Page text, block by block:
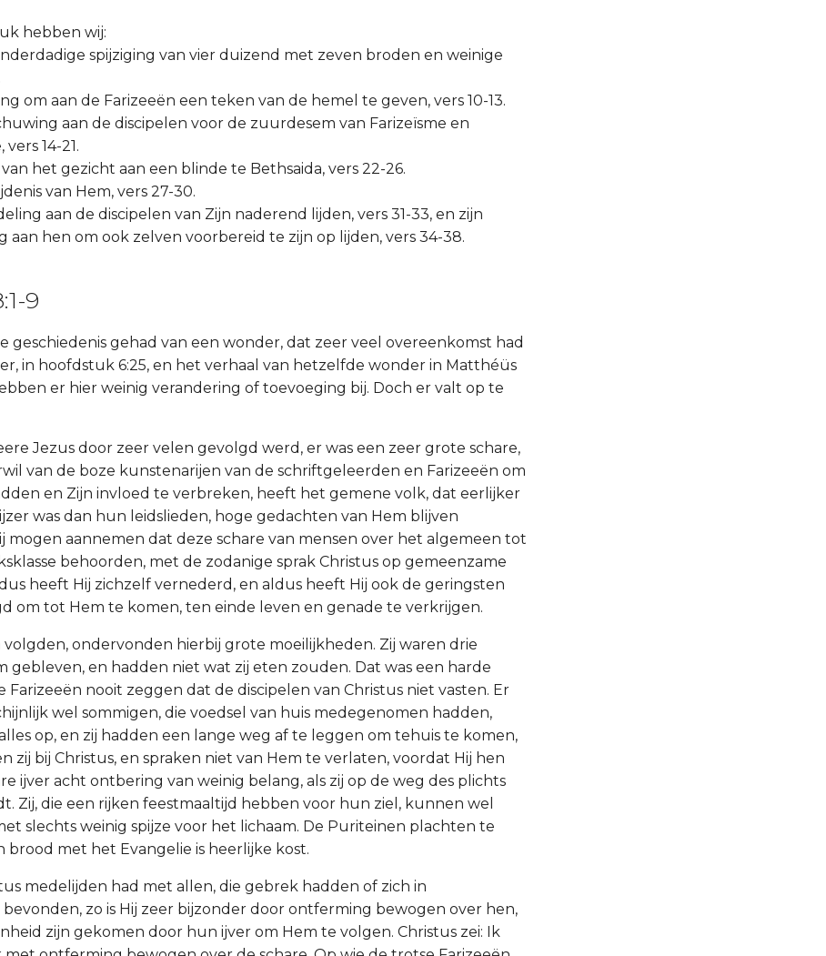
hebben wij:
spijziging van vier duizend met zeven broden en weinige
om aan de Farizeeën een teken van de hemel te geven, vers 10-13.
aan de discipelen voor de zuurdesem van Farizeïsme en
14-21.
het gezicht aan een blinde te Bethsaida, vers 22-26.
van Hem, vers 27-30.
aan de discipelen van Zijn naderend lijden, vers 31-33, en zijn
aan hen om ook zelven voorbereid te zijn op lijden, vers 34-38.
9
geschiedenis gehad van een wonder, dat zeer veel overeenkomst had
in hoofdstuk 6:25, en het verhaal van hetzelfde wonder in Matthéüs
er hier weinig verandering of toevoeging bij. Doch er valt op te
Jezus door zeer velen gevolgd werd, er was een zeer grote schare,
van de boze kunstenarijen van de schriftgeleerden en Farizeeën om
en Zijn invloed te verbreken, heeft het gemene volk, dat eerlijker
was dan hun leidslieden, hoge gedachten van Hem blijven
mogen aannemen dat deze schare van mensen over het algemeen tot
behoorden, met de zodanige sprak Christus op gemeenzame
heeft Hij zichzelf vernederd, en aldus heeft Hij ook de geringsten
om tot Hem te komen, ten einde leven en genade te verkrijgen.
volgden, ondervonden hierbij grote moeilijkheden. Zij waren drie
gebleven, en hadden niet wat zij eten zouden. Dat was een harde
Farizeeën nooit zeggen dat de discipelen van Christus niet vasten. Er
wel sommigen, die voedsel van huis medegenomen hadden,
op, en zij hadden een lange weg af te leggen om tehuis te komen,
zij bij Christus, en spraken niet van Hem te verlaten, voordat Hij hen
ijver acht ontbering van weinig belang, als zij op de weg des plichts
Zij, die een rijken feestmaaltijd hebben voor hun ziel, kunnen wel
slechts weinig spijze voor het lichaam. De Puriteinen plachten te
brood met het Evangelie is heerlijke kost.
medelijden had met allen, die gebrek hadden of zich in
zo is Hij zeer bijzonder door ontferming bewogen over hen,
zijn gekomen door hun ijver om Hem te volgen. Christus zei: Ik